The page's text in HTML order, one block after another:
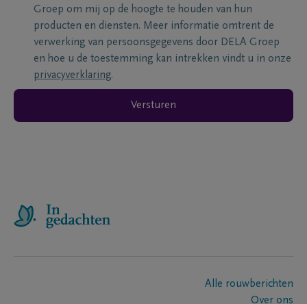
Groep om mij op de hoogte te houden van hun
producten en diensten. Meer informatie omtrent de
verwerking van persoonsgegevens door DELA Groep
en hoe u de toestemming kan intrekken vindt u in onze
privacyverklaring.
Versturen
Alle rouwberichten
Over ons